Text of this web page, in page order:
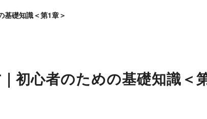
基礎知識＜第1章＞
初心者のための基礎知識＜